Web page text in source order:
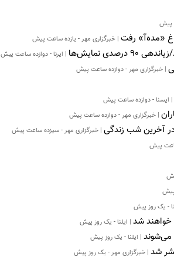
پیش
«مده‌آ» رفت | خبرگزاری مهر - یازده ساعت پیش
نمایش‌ها | ایرنا - دوازده ساعت پیش
| خبرگزاری مهر - دوازده ساعت پیش
| ایسنا - دوازده ساعت پیش
| خبرگزاری مهر - دوازده ساعت پیش
آخرین شب زندگی | خبرگزاری مهر - سیزده ساعت پیش
پیش
پیش
- یک روز پیش
خواهند شد | ایلنا - یک روز پیش
می‌شوند | ایلنا - یک روز پیش
شد | خبرگزاری مهر - یک روز پیش